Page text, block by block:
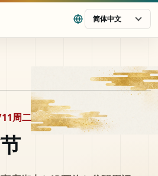
简体中文
周二